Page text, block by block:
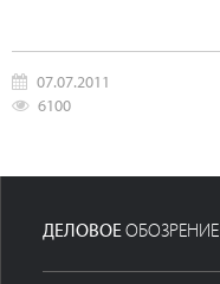
07.07.2011
6100
ДЕЛОВОЕ ОБОЗРЕНИЕ